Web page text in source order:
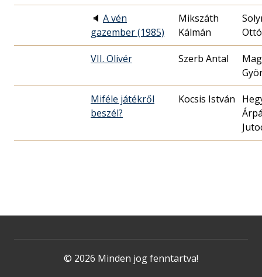
🔈 A vén
gazember (1985)
Mikszáth
Kálmán
Ottó
VII. Olivér Szerb Antal
Miféle játékről
beszél?
Kocsis István
© 2026 Minden jog fenntartva!